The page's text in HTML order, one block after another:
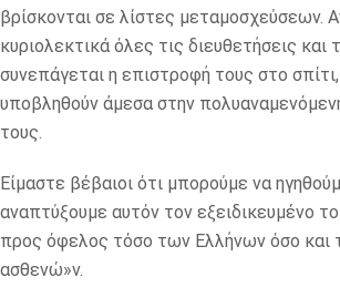
βρίσκονται σε λίστες μεταμοσχεύσεων.
κυριολεκτικά όλες τις διευθετήσεις και
συνεπάγεται η επιστροφή τους στο
υποβληθούν άμεσα στην
τους.
Είμαστε βέβαιοι ότι μπορούμε να
αναπτύξουμε αυτόν τον εξειδικευμένο
προς όφελος τόσο των Ελλήνων όσο και
ασθενώ»ν.